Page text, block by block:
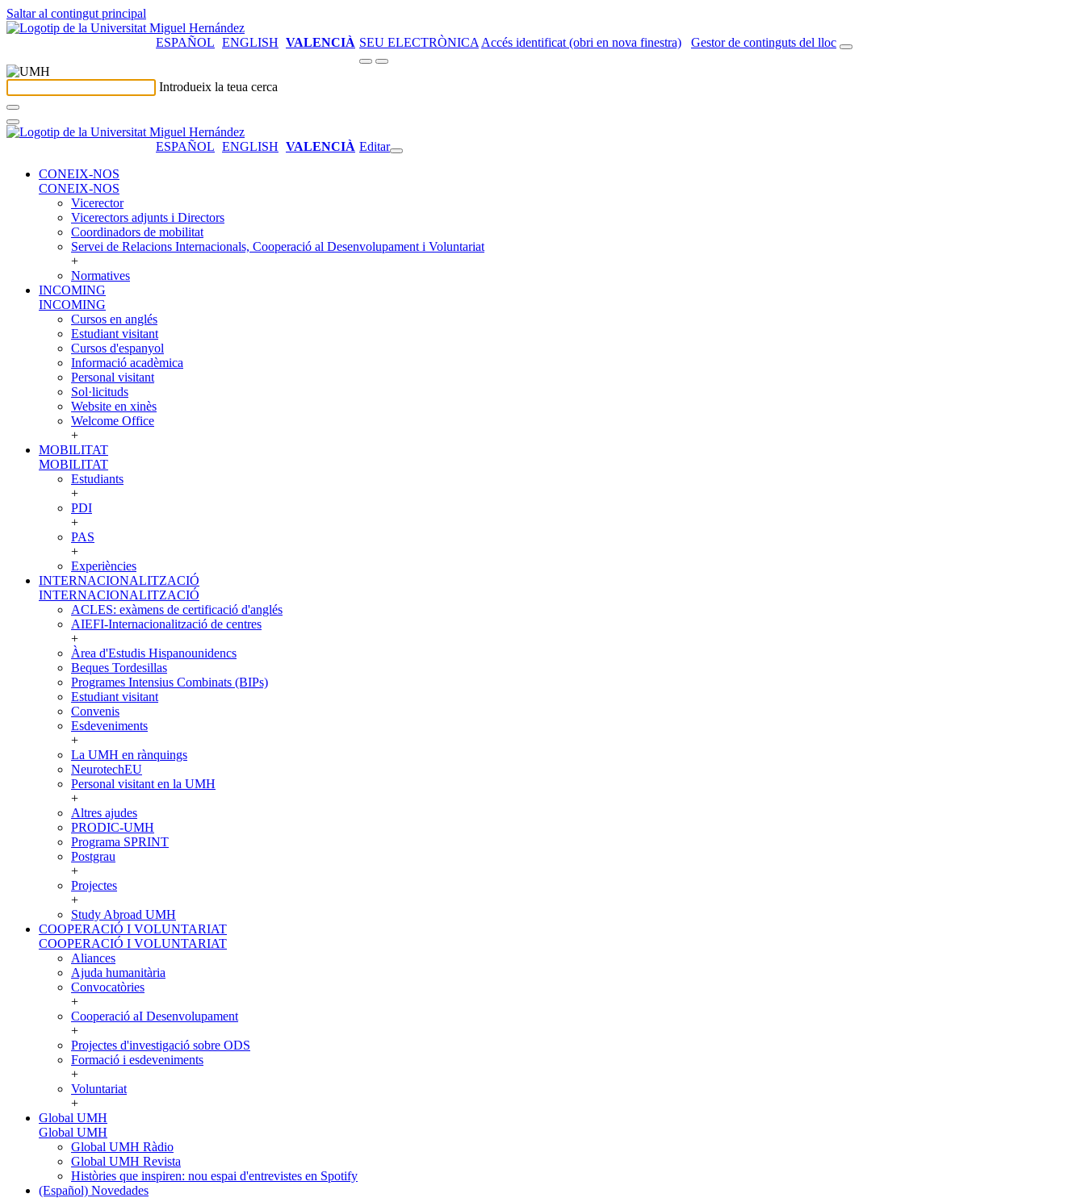
Saltar al contingut principal
ESPAÑOL ENGLISH VALENCIÀ SEU ELECTRÒNICA Accés identificat (obri en nova finestra) Gestor de continguts del lloc
Introdueix la teua cerca
ESPAÑOL ENGLISH VALENCIÀ Editar
CONEIX-NOS
CONEIX-NOS
Vicerector
Vicerectors adjunts i Directors
Coordinadors de mobilitat
Servei de Relacions Internacionals, Cooperació al Desenvolupament i Voluntariat
+
Normatives
INCOMING
INCOMING
Cursos en anglés
Estudiant visitant
Cursos d'espanyol
Informació acadèmica
Personal visitant
Sol·licituds
Website en xinès
Welcome Office
+
MOBILITAT
MOBILITAT
Estudiants
+
PDI
+
PAS
+
Experiències
INTERNACIONALITZACIÓ
INTERNACIONALITZACIÓ
ACLES: exàmens de certificació d'anglés
AIEFI-Internacionalització de centres
+
Àrea d'Estudis Hispanounidencs
Beques Tordesillas
Programes Intensius Combinats (BIPs)
Estudiant visitant
Convenis
Esdeveniments
+
La UMH en rànquings
NeurotechEU
Personal visitant en la UMH
+
Altres ajudes
PRODIC-UMH
Programa SPRINT
Postgrau
+
Projectes
+
Study Abroad UMH
COOPERACIÓ I VOLUNTARIAT
COOPERACIÓ I VOLUNTARIAT
Aliances
Ajuda humanitària
Convocatòries
+
Cooperació aI Desenvolupament
+
Projectes d'investigació sobre ODS
Formació i esdeveniments
+
Voluntariat
+
Global UMH
Global UMH
Global UMH Ràdio
Global UMH Revista
Històries que inspiren: nou espai d'entrevistes en Spotify
(Español) Novedades